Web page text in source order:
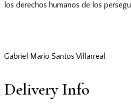
los derechos humanos de los
Gabriel Mario Santos Villarreal
Delivery Info